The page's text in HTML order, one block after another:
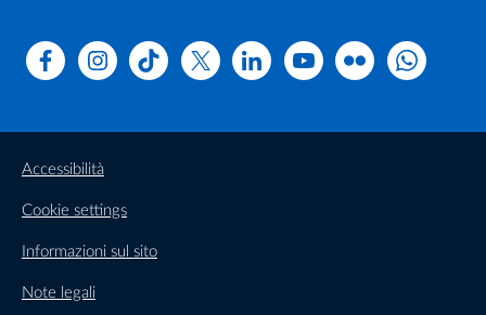
FacebookInstagramTikTok X LinkedinYoutubeFlickr
Accessibilità
Cookie settings
Informazioni sul sito
Note legali